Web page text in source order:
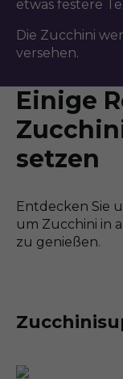
etwas festere
Die Zucchini
versehen.
Einige
setzen
Entdecken Sie
um Zucchini in
zu genießen.